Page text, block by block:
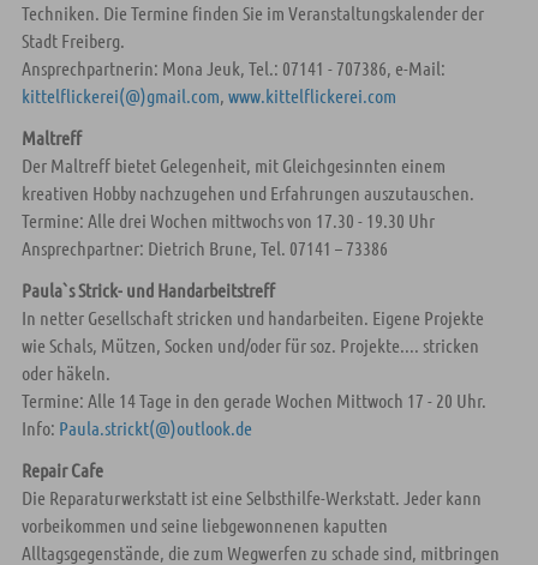
Techniken. Die Termine finden Sie im Veranstaltungskalender der
Stadt Freiberg.
Ansprechpartnerin: Mona Jeuk, Tel.: 07141 - 707386, e-Mail:
kittelflickerei(@)gmail.com, www.kittelflickerei.com
Maltreff
Der Maltreff bietet Gelegenheit, mit Gleichgesinnten einem
kreativen Hobby nachzugehen und Erfahrungen auszutauschen.
Termine: Alle drei Wochen mittwochs von 17.30 - 19.30 Uhr
Ansprechpartner: Dietrich Brune, Tel. 07141 – 73386
Paula`s Strick- und Handarbeitstreff
In netter Gesellschaft stricken und handarbeiten. Eigene Projekte
wie Schals, Mützen, Socken und/oder für soz. Projekte.... stricken
oder häkeln.
Termine: Alle 14 Tage in den gerade Wochen Mittwoch 17 - 20 Uhr.
Info: Paula.strickt(@)outlook.de
Repair Cafe
Die Reparaturwerkstatt ist eine Selbsthilfe-Werkstatt. Jeder kann
vorbeikommen und seine liebgewonnenen kaputten
Alltagsgegenstände, die zum Wegwerfen zu schade sind, mitbringen